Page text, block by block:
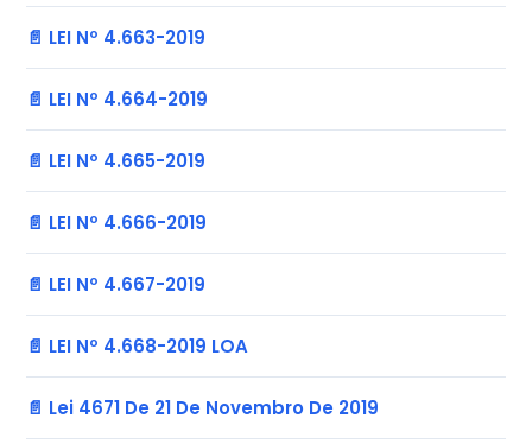
📄 LEI Nº 4.663-2019
📄 LEI Nº 4.664-2019
📄 LEI Nº 4.665-2019
📄 LEI Nº 4.666-2019
📄 LEI Nº 4.667-2019
📄 LEI Nº 4.668-2019 LOA
📄 Lei 4671 De 21 De Novembro De 2019